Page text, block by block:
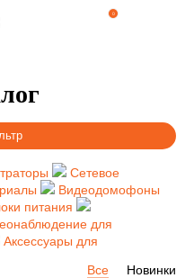
0
Сетевое
Видеодомофоны
питания
для
Аксессуары для
Все
Новинки